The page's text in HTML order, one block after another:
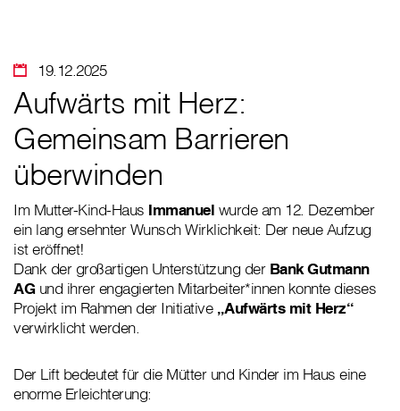
19.12.2025
Aufwärts mit Herz:
Gemeinsam Barrieren
überwinden
Im Mutter-Kind-Haus Immanuel wurde am 12. Dezember
ein lang ersehnter Wunsch Wirklichkeit: Der neue Aufzug
ist eröffnet!
Dank der großartigen Unterstützung der Bank Gutmann
AGund ihrer engagierten Mitarbeiter*innen konnte dieses
Projekt im Rahmen der Initiative „Aufwärts mit Herz“
verwirklicht werden.
Der Lift bedeutet für die Mütter und Kinder im Haus eine
enorme Erleichterung: